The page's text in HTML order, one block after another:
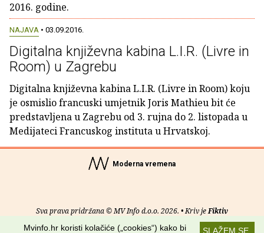
2016. godine.
NAJAVA • 03.09.2016.
Digitalna književna kabina L.I.R. (Livre in
Room) u Zagrebu
Digitalna književna kabina L.I.R. (Livre in Room) koju
je osmislio francuski umjetnik Joris Mathieu bit će
predstavljena u Zagrebu od 3. rujna do 2. listopada u
Medijateci Francuskog instituta u Hrvatskoj.
Moderna vremena
Sva prava pridržana © MV Info d.o.o. 2026. • Kriv jeFiktiv
SLAŽEM SE
Mvinfo.hr koristi kolačiće („cookies“) kako bi